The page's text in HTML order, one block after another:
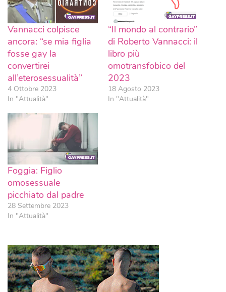
Vannacci colpisce
ancora: “se mia figlia
fosse gay la
convertirei
all’eterosessualità”
4 Ottobre 2023
In "Attualità"
“Il mondo al contrario”
di Roberto Vannacci: il
libro più
omotransfobico del
2023
18 Agosto 2023
In "Attualità"
Foggia: Figlio
omosessuale
picchiato dal padre
28 Settembre 2023
In "Attualità"